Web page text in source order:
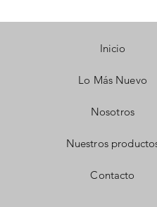
Inicio
Lo Más Nuevo
Nosotros
Nuestros
Contacto